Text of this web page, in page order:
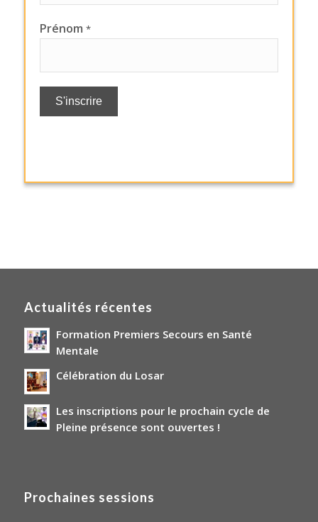
Prénom *
Actualités récentes
Formation Premiers Secours en Santé
Mentale
Célébration du Losar
Les inscriptions pour le prochain cycle de
Pleine présence sont ouvertes !
Prochaines sessions